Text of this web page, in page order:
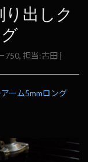
り出しク
750, 担当:古田 |
ーム5mmロング